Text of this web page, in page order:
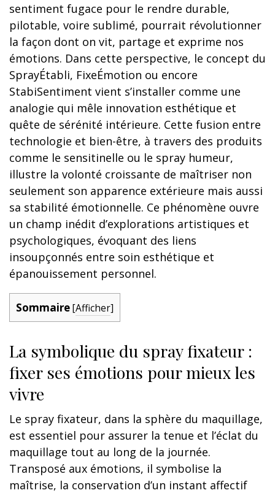
sentiment fugace pour le rendre durable,
pilotable, voire sublimé, pourrait révolutionner
la façon dont on vit, partage et exprime nos
émotions. Dans cette perspective, le concept du
SprayÉtabli, FixeÉmotion ou encore
StabiSentiment vient s’installer comme une
analogie qui mêle innovation esthétique et
quête de sérénité intérieure. Cette fusion entre
technologie et bien-être, à travers des produits
comme le sensitinelle ou le spray humeur,
illustre la volonté croissante de maîtriser non
seulement son apparence extérieure mais aussi
sa stabilité émotionnelle. Ce phénomène ouvre
un champ inédit d’explorations artistiques et
psychologiques, évoquant des liens
insoupçonnés entre soin esthétique et
épanouissement personnel.
Sommaire[Afficher]
La symbolique du spray fixateur :
fixer ses émotions pour mieux les
vivre
Le spray fixateur, dans la sphère du maquillage,
est essentiel pour assurer la tenue et l’éclat du
maquillage tout au long de la journée.
Transposé aux émotions, il symbolise la
maîtrise, la conservation d’un instant affectif